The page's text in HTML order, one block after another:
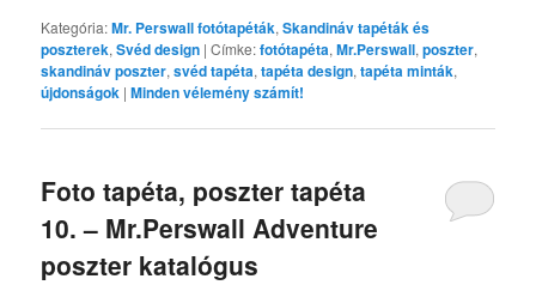
Kategória:Mr. Perswall fotótapéták,Skandináv tapéták és
poszterek,Svéd design |Címke:fotótapéta,Mr.Perswall,poszter,
skandináv poszter,svéd tapéta,tapéta design,tapéta minták,
újdonságok |Minden vélemény számít!
Foto tapéta, poszter tapéta
10. – Mr.Perswall Adventure
poszter katalógus